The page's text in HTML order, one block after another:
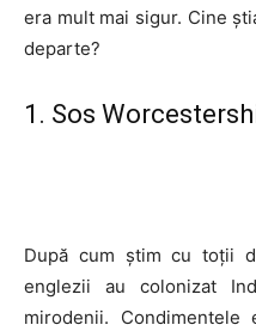
era mult mai sigur. Cine
departe?
1. Sos
După cum știm cu toții
englezii au colonizat
mirodenii.